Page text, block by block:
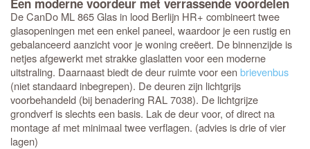
Een moderne voordeur met verrassende voordelen
De CanDo ML 865 Glas in lood Berlijn HR+ combineert twee
glasopeningen met een enkel paneel, waardoor je een rustig en
gebalanceerd aanzicht voor je woning creëert. De binnenzijde is
netjes afgewerkt met strakke glaslatten voor een moderne
uitstraling. Daarnaast biedt de deur ruimte voor eenbrievenbus
(niet standaard inbegrepen). De deuren zijn lichtgrijs
voorbehandeld (bij benadering RAL 7038). De lichtgrijze
grondverf is slechts een basis. Lak de deur voor, of direct na
montage af met minimaal twee verflagen. (advies is drie of vier
lagen)